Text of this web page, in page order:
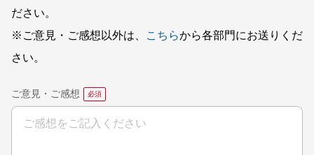
ださい。
※ご意見・ご感想以外は、
こちらから各部門にお送りくだ
さい。
ご意見・ご感想